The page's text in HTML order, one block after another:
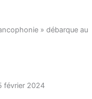
» débarque au
février 2024